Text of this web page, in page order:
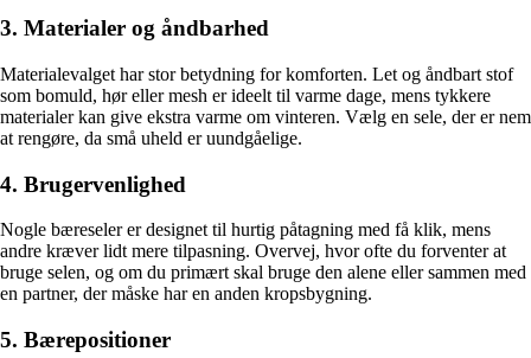
3. Materialer og åndbarhed
Materialevalget har stor betydning for komforten. Let og åndbart stof
som bomuld, hør eller mesh er ideelt til varme dage, mens tykkere
materialer kan give ekstra varme om vinteren. Vælg en sele, der er nem
at rengøre, da små uheld er uundgåelige.
4. Brugervenlighed
Nogle bæreseler er designet til hurtig påtagning med få klik, mens
andre kræver lidt mere tilpasning. Overvej, hvor ofte du forventer at
bruge selen, og om du primært skal bruge den alene eller sammen med
en partner, der måske har en anden kropsbygning.
5. Bærepositioner